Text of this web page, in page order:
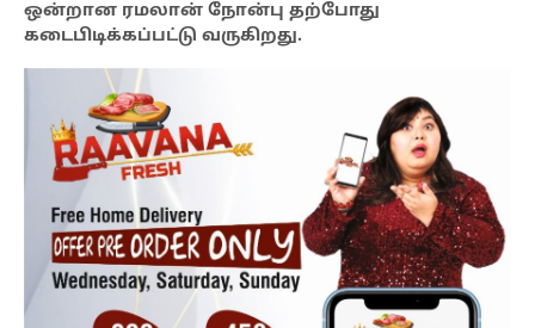
ஒன்றான ரமலான் நோன்பு தற்போது
கடைபிடிக்கப்பட்டு வருகிறது.